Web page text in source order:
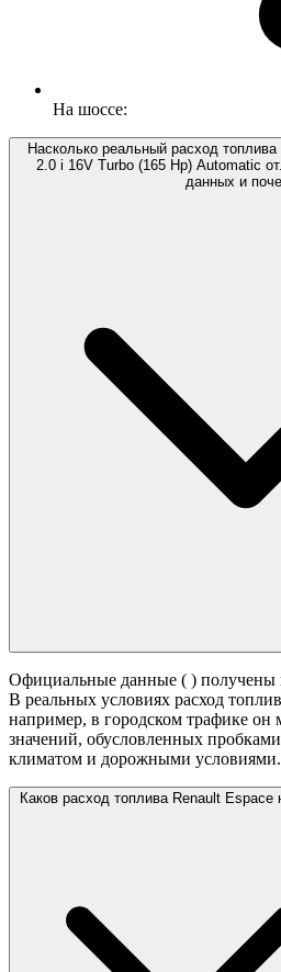
На шоссе:
Насколько реальный расход
2.0 i 16V Turbo (165 Hp) Automatic
данных и
Официальные данные ( ) получены
В реальных условиях расход
например, в городском трафике он
значений, обусловленных
климатом и дорожными условиями.
Каков расход топлива Renault Espace